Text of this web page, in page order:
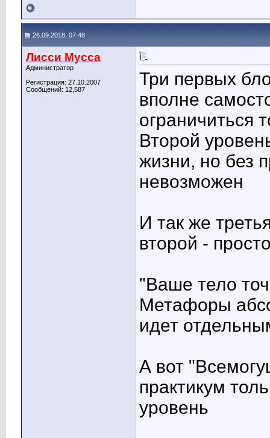
26.09.2018, 07:48
Лисси Мусса
Администратор
Регистрация: 27.10.2007
Сообщений: 12,587
Три первых
вполне
ограничиться
Второй
жизни, но без
невозможен
И так же
второй -
"Ваше тело
Метафоры
идет
А вот
практикум
уровень